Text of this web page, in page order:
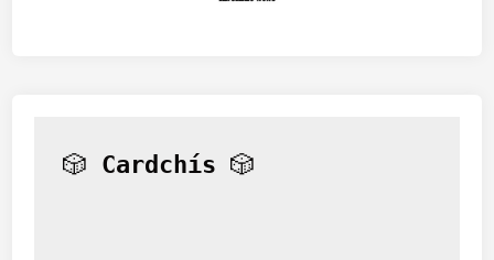
🎲 Cardchís 🎲